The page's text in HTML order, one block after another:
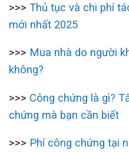
>>> Thủ tục và chi phí
mới nhất 2025
>>> Mua nhà do người
không?
>>> Công chứng là gì?
chứng mà bạn cần biết
>>> Phí công chứng tại